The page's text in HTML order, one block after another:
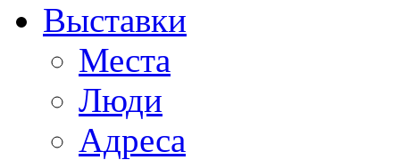
Выставки
Места
Люди
Адреса